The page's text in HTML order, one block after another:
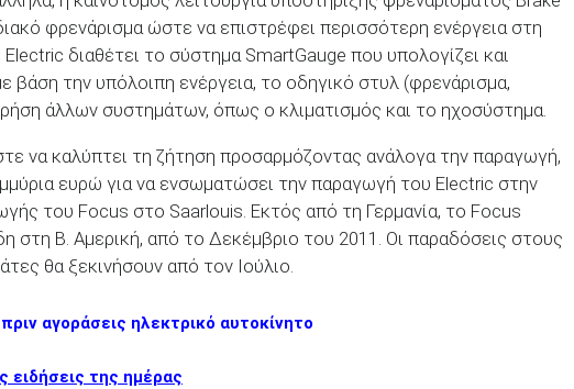
φρενάρισμα ώστε να επιστρέφει περισσότερη ενέργεια στη
διαθέτει το σύστημα SmartGauge που υπολογίζει και
βάση την υπόλοιπη ενέργεια, το οδηγικό στυλ (φρενάρισμα,
άλλων συστημάτων, όπως ο κλιματισμός και το ηχοσύστημα.
να καλύπτει τη ζήτηση προσαρμόζοντας ανάλογα την παραγωγή,
ευρώ για να ενσωματώσει την παραγωγή του Electric στην
του Focus στο Saarlouis. Εκτός από τη Γερμανία, το Focus
στη Β. Αμερική, από το Δεκέμβριο του 2011. Οι παραδόσεις στους
θα ξεκινήσουν από τον Ιούλιο.
αγοράσεις ηλεκτρικό αυτοκίνητο
ειδήσεις της ημέρας